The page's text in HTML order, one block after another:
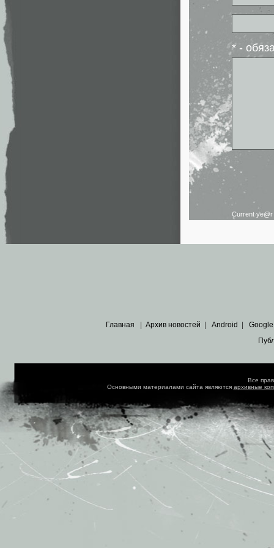
* -
Current ye@r
Главная Архив новостей Android Google
Все
Основными материалами сайта являются архивные